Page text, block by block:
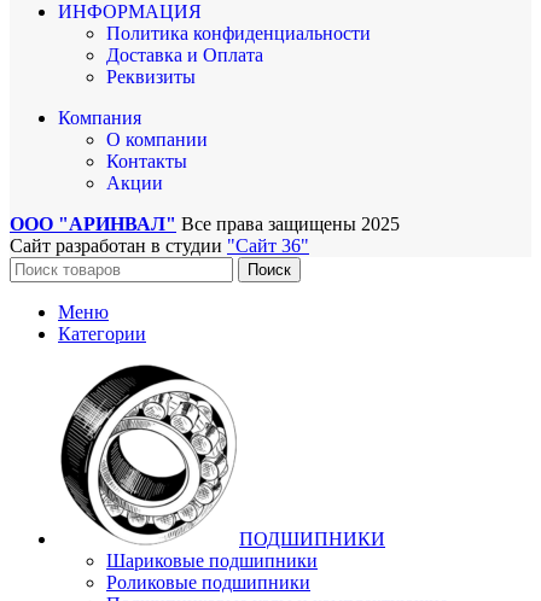
ИНФОРМАЦИЯ
Политика конфиденциальности
Доставка и Оплата
Реквизиты
Компания
О компании
Контакты
Акции
ООО "АРИНВАЛ" Все права защищены 2025
Сайт разработан в студии "Сайт 36"
Поиск
Меню
Категории
ПОДШИПНИКИ
Шариковые подшипники
Роликовые подшипники